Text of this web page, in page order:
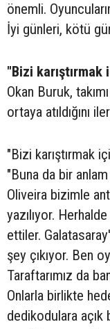
önemli.
İyi günleri, kötü
"Bizi karıştırmak
Okan Buruk,
ortaya atıldığını
"Bizi karıştırmak
"Buna da bir
Oliveira bizimle
yazılıyor.
ettiler.
şey çıkıyor. Ben
Taraftarımız da
Onlarla birlikte
dedikodulara